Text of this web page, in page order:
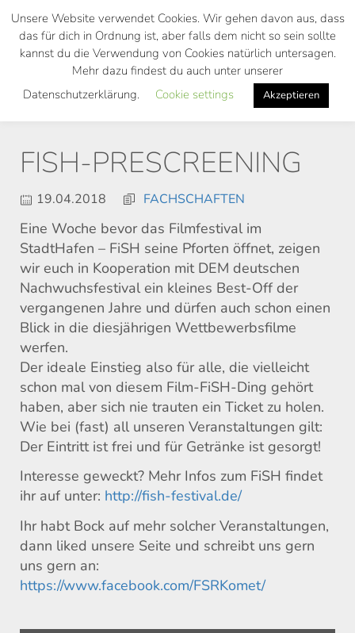
Skip
main
FISH-PRESCREENING
19.04.2018 FACHSCHAFTEN
Eine Woche bevor das Filmfestival im
StadtHafen – FiSH seine Pforten öffnet, zeigen
wir euch in Kooperation mit DEM deutschen
Nachwuchsfestival ein kleines Best-Off der
vergangenen Jahre und dürfen auch schon einen
Blick in die diesjährigen Wettbewerbsfilme
werfen.
Der ideale Einstieg also für alle, die vielleicht
schon mal von diesem Film-FiSH-Ding gehört
haben, aber sich nie trauten ein Ticket zu holen.
Wie bei (fast) all unseren Veranstaltungen gilt:
Der Eintritt ist frei und für Getränke ist gesorgt!
Interesse geweckt? Mehr Infos zum FiSH findet
ihr auf unter: http://fish-festival.de/
Ihr habt Bock auf mehr solcher Veranstaltungen,
dann liked unsere Seite und schreibt uns gern
uns gern an:
https://www.facebook.com/FSRKomet/
Unsere Website verwendet Cookies. Wir gehen davon aus, dass
das für dich in Ordnung ist, aber falls dem nicht so sein sollte
kannst du die Verwendung von Cookies natürlich untersagen.
Mehr dazu findest du auch unter unserer
Datenschutzerklärung.
Cookie settings Akzeptieren